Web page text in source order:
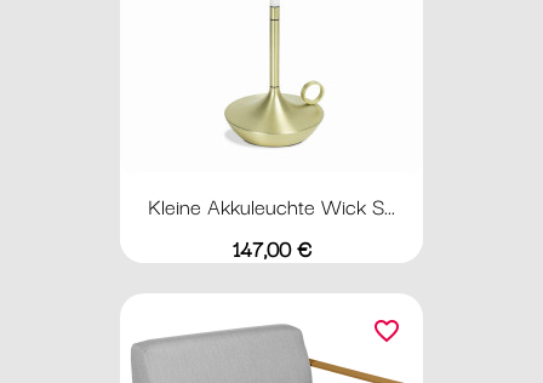
Kleine Akkuleuchte Wick S...
Preis
147,00 €
favorite_border